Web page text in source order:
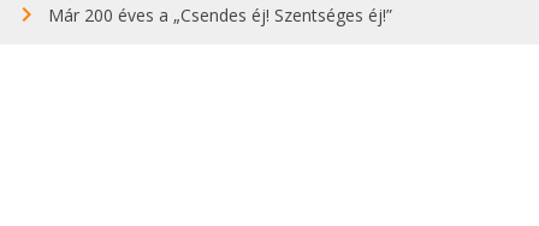
Már 200 éves a „Csendes éj! Szentséges éj!”